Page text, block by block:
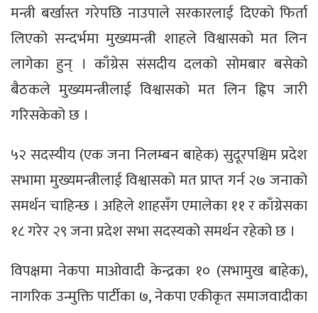
मन्त्री बर्खास्त गरेपछि नाउपाले सरकारलाई दिएको फिर्ता
लिएको सन्दर्भमा मुख्यमन्त्री शाहले विश्वासको मत लिन
लागेका हुन् । काँग्रेस संसदीय दलको सोमबार बसेको
बैठकले मुख्यमन्त्रीलाई विश्वासको मत लिन ह्विप जारी
गरिसकेको छ ।
५२ सदस्यीय (एक जना निलम्बन बाहेक) सुदूरपश्चिम प्रदेश
सभामा मुख्यमन्त्रीलाई विश्वासको मत प्राप्त गर्न २७ जनाको
समर्थन चाहिन्छ । अहिले शाहसँग एमालेका ११ र काँग्रेसका
१८ गरेर २९ जना प्रदेश सभा सदस्यको समर्थन रहेको छ ।
विपक्षमा नेकपा माओवादी केन्द्रका १० (सभामुख बाहेक),
नागरिक उन्मुक्ति पार्टीका ७, नेकपा एकीकृत समाजवादीका